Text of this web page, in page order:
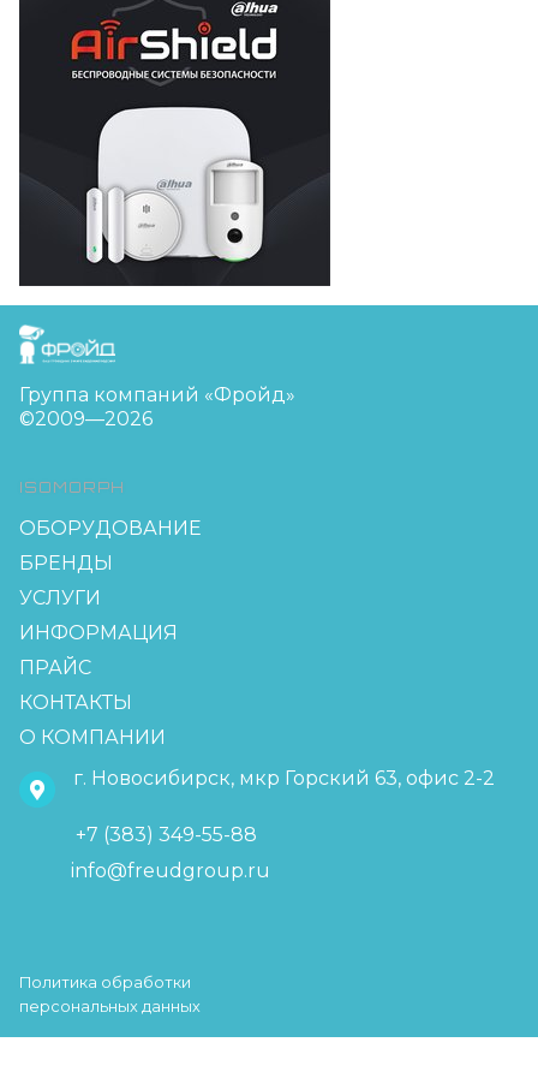
FreudGroup
Группа компаний «Фройд»
©2009—2026
ISOMORPH
ОБОРУДОВАНИЕ
БРЕНДЫ
УСЛУГИ
ИНФОРМАЦИЯ
ПРАЙС
КОНТАКТЫ
О КОМПАНИИ
г. Новосибирск, мкр Горский 63, офис 2-2
+7 (383) 349-55-88
info@freudgroup.ru
Политика обработки
персональных данных